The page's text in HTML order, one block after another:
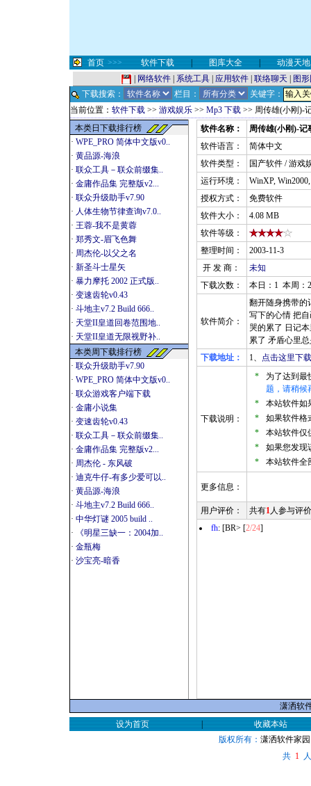
首页 >>> 软件下载 | 图库大全 |
动漫天地
网络软件 系统工具 应用软件 联络聊天
图
下载搜索：
栏目：
关键字：
当前位置： 软件下载 >> 游戏娱乐 >> Mp3 下载 >> 周传雄(小刚)-
本类日下载排行榜
· WPE_PRO 简体中文版v0..
· 黄品源-海浪
· 联众工具－联众前缀集..
· 金庸作品集 完整版v2...
· 联众升级助手v7.90
· 人体生物节律查询v7.0..
· 王蓉-我不是黄蓉
· 郑秀文-眉飞色舞
· 周杰伦-以父之名
· 新圣斗士星矢
· 暴力摩托 2002 正式版..
· 变速齿轮v0.43
· 斗地主v7.2 Build 666..
· 天堂II皇道回卷范围地..
· 天堂II皇道无限视野补..
本类周下载排行榜
· 联众升级助手v7.90
· WPE_PRO 简体中文版v0..
· 联众游戏客户端下载
· 金庸小说集
· 变速齿轮v0.43
· 联众工具－联众前缀集..
· 金庸作品集 完整版v2...
· 周杰伦 - 东风破
· 迪克牛仔-有多少爱可以..
· 黄品源-海浪
· 斗地主v7.2 Build 666..
· 中华灯谜 2005 build ..
·
《明星三缺一：2004加..
· 金瓶梅
· 沙宝亮-暗香
软件名称：
周传雄(小刚)-记
软件语言：
简体中文
软件类型：
国产软件 / 游戏
运行环境：
WinXP,
授权方式：
免费软件
软件大小：
4.08 MB
软件等级：
整理时间：
2003-11-3
开 发 商：
未知
下载次数：
本日：1 本周：
软件简介：
翻开随身携带的
写下的心情 把
哭的累了 日记
累了 矛盾心里
下载地址：
1、 点击这里下
下载说明：
*
为了达到最
题，请稍候
*
本站软件如
*
如果软件格
*
本站软件仅
*
如果您发现
*
本站软件全
更多信息：
用户评价： 共有1人参与评
fh: [BR> [2/24]
潇洒软
设为首页
|
收藏本站
版权所有： 潇洒软件家园
共